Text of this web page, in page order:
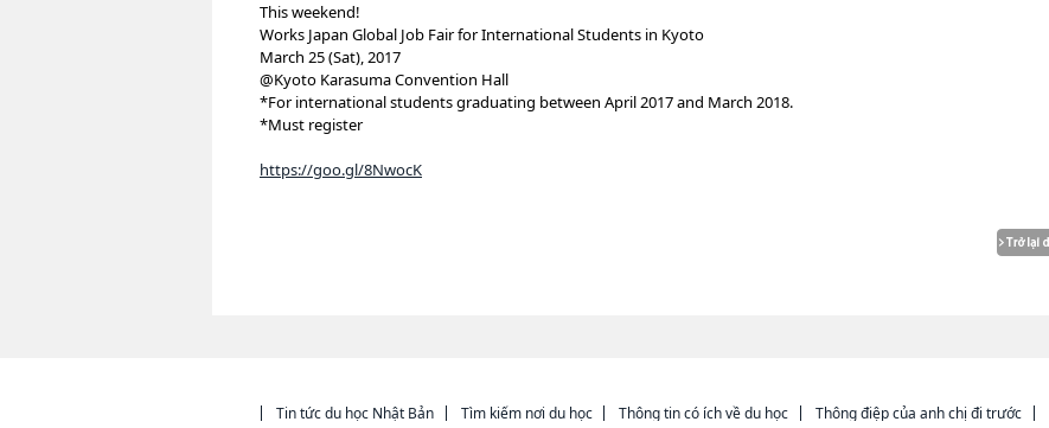
This weekend!
Works Japan Global Job Fair for International Students in Kyoto
March 25 (Sat), 2017
@Kyoto Karasuma Convention Hall
*For international students graduating between April 2017 and March 2018.
*Must register
https://goo.gl/8NwocK
Tin tức du học Nhật Bản Tìm kiếm nơi du học Thông tin có ích về du học Thông điệp của anh chị đi trước